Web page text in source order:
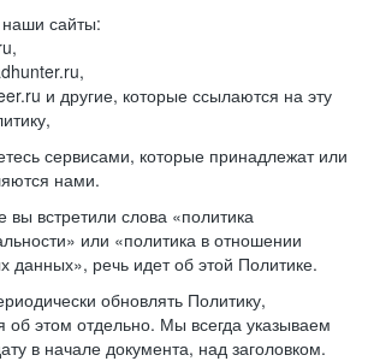
сайты:
и другие, которые ссылаются на эту
сервисами, которые принадлежат или
нами.
вы встретили слова «политика
или «политика в отношении
данных», речь идет об этой Политике.
обновлять Политику,
об этом отдельно. Мы всегда указываем
в начале документа, над заголовком.